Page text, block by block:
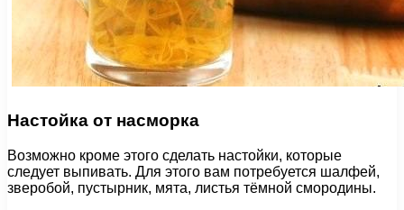
Настойка от насморка
Возможно кроме этого сделать настойки, которые
следует выпивать. Для этого вам потребуется шалфей,
зверобой, пустырник, мята, листья тёмной смородины.